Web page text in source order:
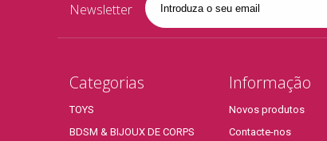
Newsletter
Categorias
TOYS
BDSM & BIJOUX DE CORPS
Informação
Novos produtos
Contacte-nos